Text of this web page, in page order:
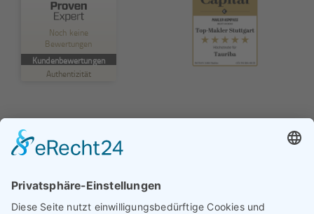
Noch keine
Bewertungen
Kundenbewertungen
Authentizität
Kundenbewertungen und Erfahrungen zu
MANGELHAFT
kontakt@tauriba.de